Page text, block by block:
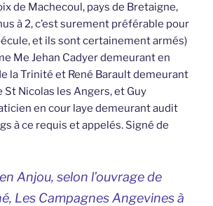
de Machecoul, pays de Bretaigne,
à 2, c’est surement préférable pour
et ils sont certainement armés)
Me Jehan Cadyer demeurant en
la Trinité et René Barault demeurant
St Nicolas les Angers, et Guy
en cour laye demeurant audit
à ce requis et appelés. Signé de
Anjou, selon l’ouvrage de
Les Campagnes Angevines à